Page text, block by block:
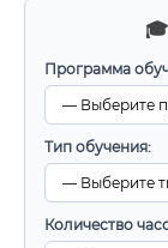
Программа
Тип обучения:
Количество